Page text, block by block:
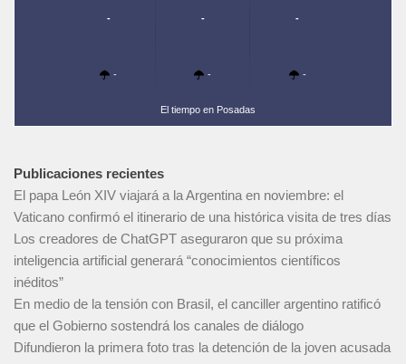
-
-
-
-
-
-
El tiempo en Posadas
Publicaciones recientes
El papa León XIV viajará a la Argentina en noviembre: el
Vaticano confirmó el itinerario de una histórica visita de tres días
Los creadores de ChatGPT aseguraron que su próxima
inteligencia artificial generará “conocimientos científicos
inéditos”
En medio de la tensión con Brasil, el canciller argentino ratificó
que el Gobierno sostendrá los canales de diálogo
Difundieron la primera foto tras la detención de la joven acusada